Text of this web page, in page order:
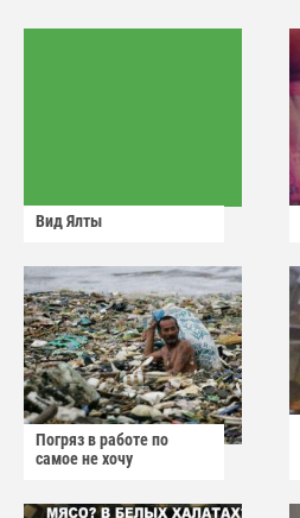
Вид Ялты
Погряз в работе по
самое не хочу